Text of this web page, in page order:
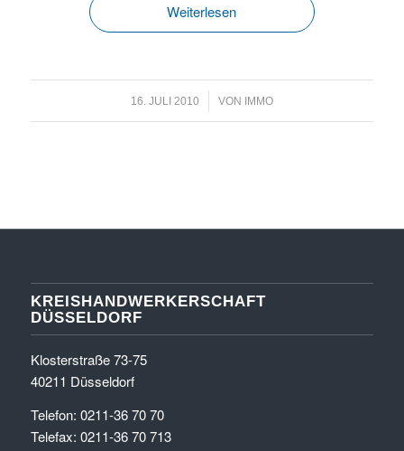
Weiterlesen
16. JULI 2010
/ VON IMMO
KREISHANDWERKERSCHAFT
DÜSSELDORF
Klosterstraße 73-75
40211 Düsseldorf
Telefon: 0211-36 70 70
Telefax: 0211-36 70 713